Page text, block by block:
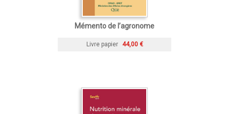
Mémento de l’agronome
Livre papier 44,00 €